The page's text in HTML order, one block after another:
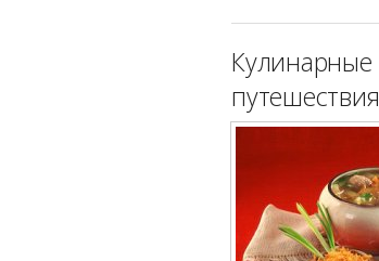
Кулинарные
путешествия